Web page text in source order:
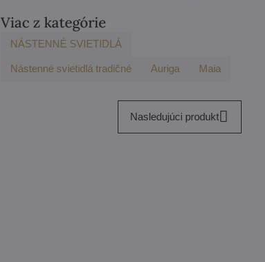
Viac z kategórie
NÁSTENNÉ SVIETIDLÁ
Nástenné svietidlá tradičné Auriga Maia
Nasledujúci produkt